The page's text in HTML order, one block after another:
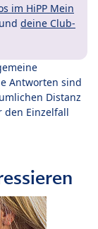
im HiPP Mein
und deine Club-
Antworten sind
Distanz
den Einzelfall